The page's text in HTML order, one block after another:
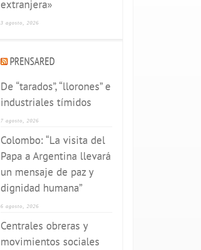
extranjera»
3 agosto, 2026
PRENSARED
De “tarados”, “llorones” e
industriales tímidos
7 agosto, 2026
Colombo: “La visita del
Papa a Argentina llevará
un mensaje de paz y
dignidad humana”
6 agosto, 2026
Centrales obreras y
movimientos sociales